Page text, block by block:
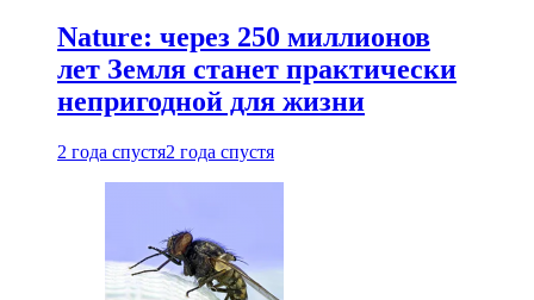
Nature: через 250 миллионов
лет Земля станет практически
непригодной для жизни
2 года спустя2 года спустя